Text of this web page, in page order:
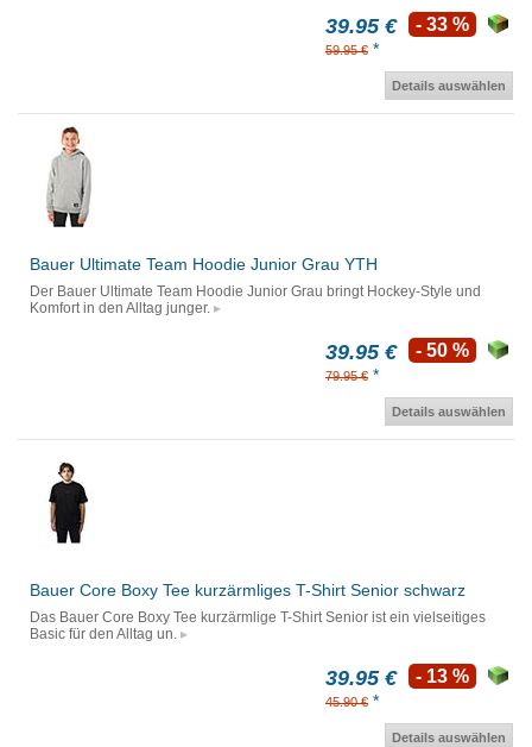
39.95 €
59.95 € *
- 33 %
Details auswählen
Bauer Ultimate Team Hoodie Junior Grau YTH
Der Bauer Ultimate Team Hoodie Junior Grau bringt Hockey-Style und
Komfort in den Alltag junger.
39.95 €
79.95 € *
- 50 %
Details auswählen
Bauer Core Boxy Tee kurzärmliges T-Shirt Senior schwarz
Das Bauer Core Boxy Tee kurzärmlige T-Shirt Senior ist ein vielseitiges
Basic für den Alltag un.
39.95 €
45.90 € *
- 13 %
Details auswählen